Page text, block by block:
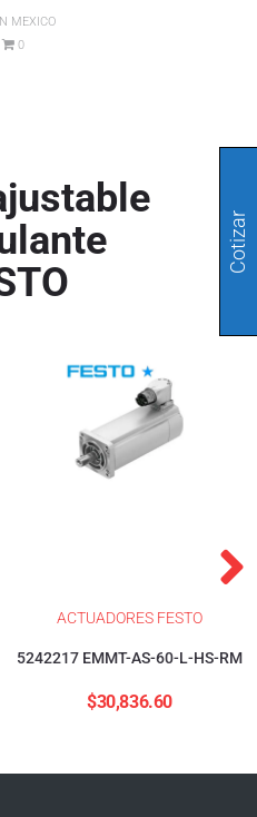
MEXICO
0
ACTUADORES FESTO
5242217 EMMT-AS-60-L-HS-RM
$30,836.60
Cotizar